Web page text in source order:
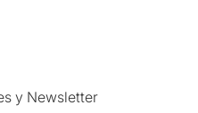
y Newsletter